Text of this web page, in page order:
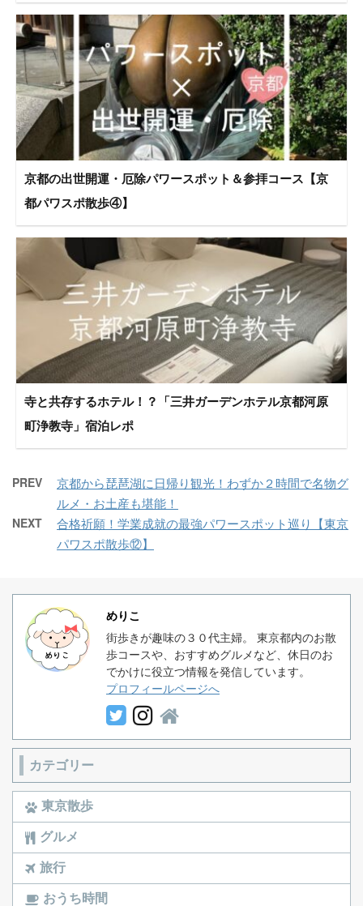
京都の出世開運・厄除パワースポット＆参拝コース【京
都パワスポ散歩④】
寺と共存するホテル！？「三井ガーデンホテル京都河原
町浄教寺」宿泊レポ
PREV
京都から琵琶湖に日帰り観光！わずか２時間で名物グ
ルメ・お土産も堪能！
NEXT
合格祈願！学業成就の最強パワースポット巡り【東京
パワスポ散歩⑫】
めりこ
街歩きが趣味の３０代主婦。 東京都内のお散
歩コースや、おすすめグルメなど、休日のお
でかけに役立つ情報を発信しています。
プロフィールページへ
カテゴリー
東京散歩
グルメ
旅行
おうち時間